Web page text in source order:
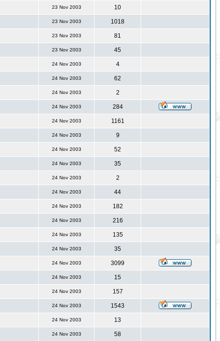
23 Nov 2003 10
23 Nov 2003 1018
23 Nov 2003 81
23 Nov 2003 45
24 Nov 2003 4
24 Nov 2003 62
24 Nov 2003 2
24 Nov 2003 284
24 Nov 2003 1161
24 Nov 2003 9
24 Nov 2003 52
24 Nov 2003 35
24 Nov 2003 2
24 Nov 2003 44
24 Nov 2003 182
24 Nov 2003 216
24 Nov 2003 135
24 Nov 2003 35
24 Nov 2003 3099
24 Nov 2003 15
24 Nov 2003 157
24 Nov 2003 1543
24 Nov 2003 13
24 Nov 2003 58